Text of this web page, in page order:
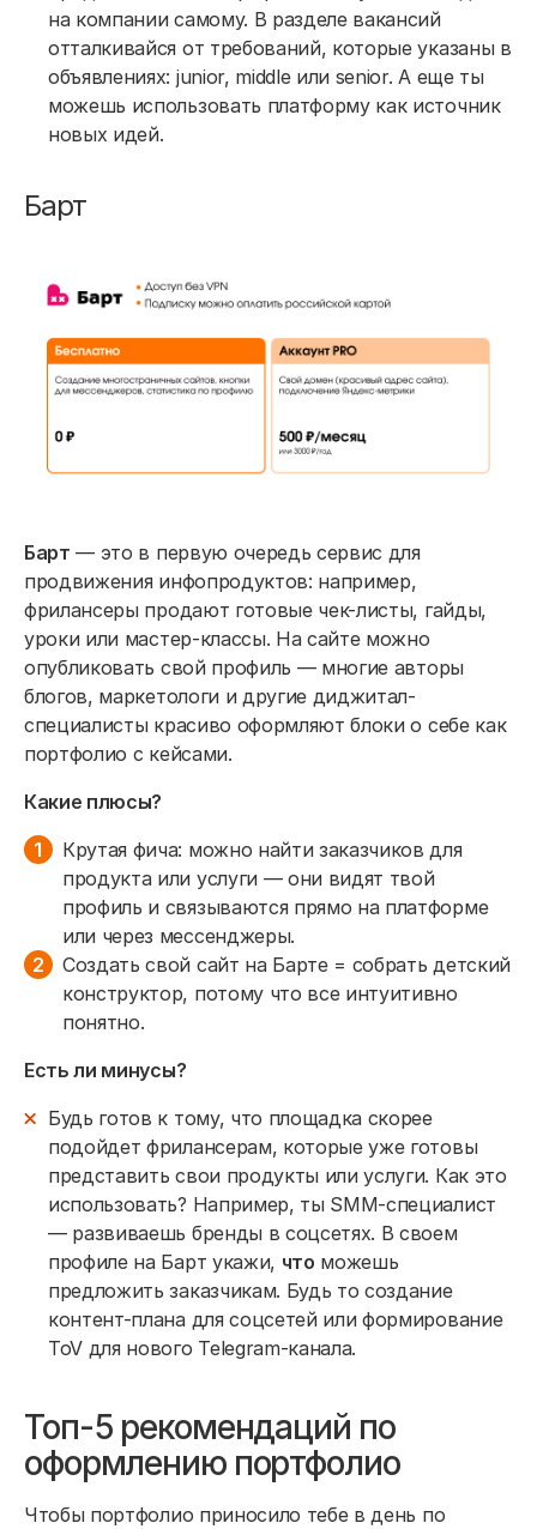
на компании самому. В разделе вакансий
отталкивайся от требований, которые указаны в
объявлениях: junior, middle или senior. А еще ты
можешь использовать платформу как источник
новых идей.
Барт
Барт — это в первую очередь сервис для
продвижения инфопродуктов: например,
фрилансеры продают готовые чек-листы, гайды,
уроки или мастер-классы. На сайте можно
опубликовать свой профиль — многие авторы
блогов, маркетологи и другие диджитал-
специалисты красиво оформляют блоки о себе как
портфолио с кейсами.
Какие плюсы?
Крутая фича: можно найти заказчиков для
продукта или услуги — они видят твой
профиль и связываются прямо на платформе
или через мессенджеры.
Создать свой сайт на Барте = собрать детский
конструктор, потому что все интуитивно
понятно.
Есть ли минусы?
Будь готов к тому, что площадка скорее
подойдет фрилансерам, которые уже готовы
представить свои продукты или услуги. Как это
использовать? Например, ты SMM-специалист
— развиваешь бренды в соцсетях. В своем
профиле на Барт укажи, что можешь
предложить заказчикам. Будь то создание
контент-плана для соцсетей или формирование
ToV для нового Telegram-канала.
Топ-5 рекомендаций по
оформлению портфолио
Чтобы портфолио приносило тебе в день по